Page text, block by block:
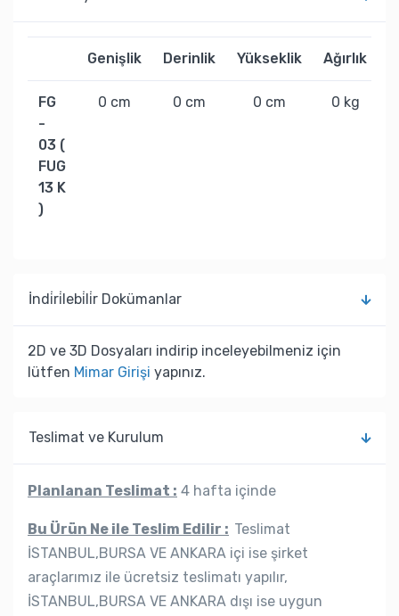
Genişlik Derinlik Yükseklik Ağırlık
FG
-
03 (
FUG
13 K
)
0 cm 0 cm 0 cm 0 kg
İndi̇ri̇lebi̇li̇r Dokümanlar
2D ve 3D Dosyaları indirip inceleyebilmeniz için
lütfen Mimar Girişi yapınız.
Teslimat ve Kurulum
Planlanan Teslimat : 4 hafta içinde
Bu Ürün Ne ile Teslim Edilir : Teslimat
İSTANBUL,BURSA VE ANKARA içi ise şirket
araçlarımız ile ücretsiz teslimatı yapılır,
İSTANBUL,BURSA VE ANKARA dışı ise uygun